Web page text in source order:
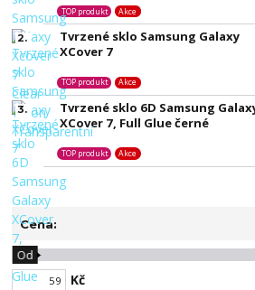
TOP produkt Akce
2.
Tvrzené sklo Samsung Galaxy
XCover 7
TOP produkt Akce
3.
Tvrzené sklo 6D Samsung
XCover 7, Full Glue černé
TOP produkt Akce
Cena:
Kč
Od